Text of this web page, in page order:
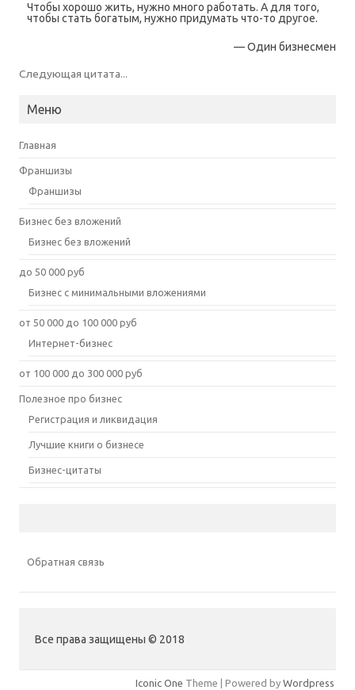
Чтобы хорошо жить, нужно много работать. А для того,
чтобы стать богатым, нужно придумать что-то другое.
—Один бизнесмен
Следующая цитата...
Меню
Главная
Франшизы
Франшизы
Бизнес без вложений
Бизнес без вложений
до 50 000 руб
Бизнес с минимальными вложениями
от 50 000 до 100 000 руб
Интернет-бизнес
от 100 000 до 300 000 руб
Полезное про бизнес
Регистрация и ликвидация
Лучшие книги о бизнесе
Бизнес-цитаты
Обратная связь
Все права защищены © 2018
Iconic One Theme | Powered by Wordpress